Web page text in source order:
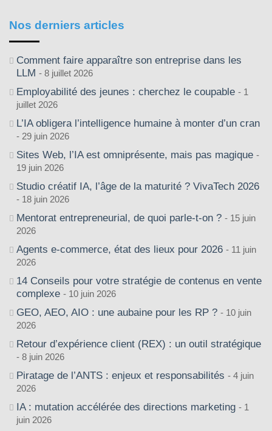
Nos derniers articles
Comment faire apparaître son entreprise dans les
LLM
8 juillet 2026
Employabilité des jeunes : cherchez le coupable
1
juillet 2026
L’IA obligera l’intelligence humaine à monter d’un cran
29 juin 2026
Sites Web, l’IA est omniprésente, mais pas magique
19 juin 2026
Studio créatif IA, l’âge de la maturité ? VivaTech 2026
18 juin 2026
Mentorat entrepreneurial, de quoi parle-t-on ?
15 juin
2026
Agents e-commerce, état des lieux pour 2026
11 juin
2026
14 Conseils pour votre stratégie de contenus en vente
complexe
10 juin 2026
GEO, AEO, AIO : une aubaine pour les RP ?
10 juin
2026
Retour d’expérience client (REX) : un outil stratégique
8 juin 2026
Piratage de l’ANTS : enjeux et responsabilités
4 juin
2026
IA : mutation accélérée des directions marketing
1
juin 2026